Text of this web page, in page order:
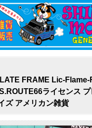
FRAME Lic-Flame-
ライセンス
ズ アメリカン雑貨